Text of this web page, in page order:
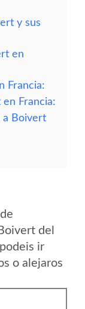
y sus
en
Francia:
Francia:
a Boivert
del
ir
o alejaros